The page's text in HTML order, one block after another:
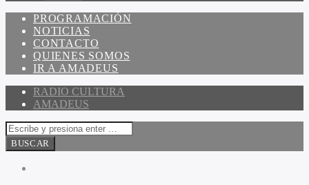
PROGRAMACIÓN
NOTICIAS
CONTACTO
QUIENES SOMOS
IR A AMADEUS
RADIO CULTURA
AMADEUS